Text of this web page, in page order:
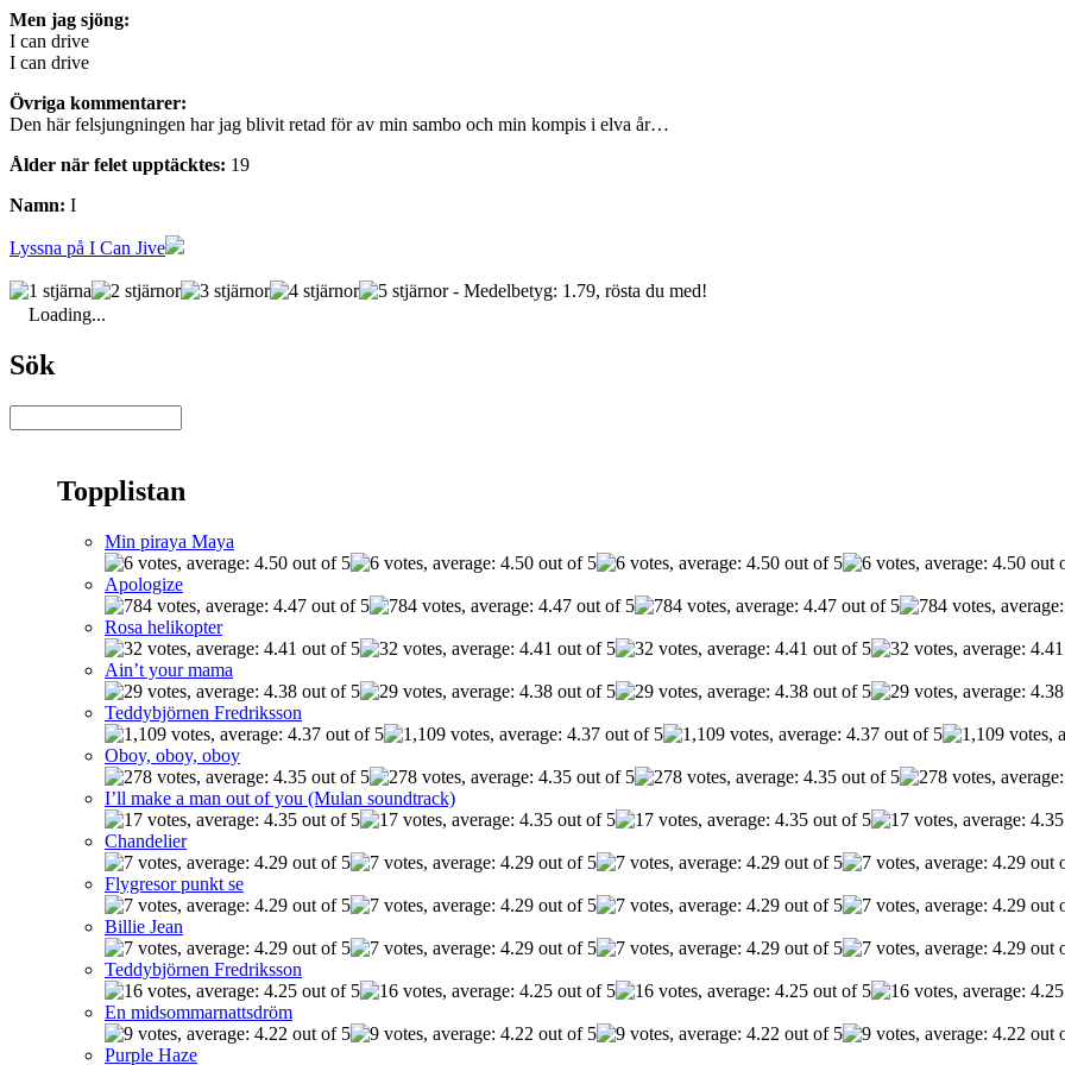
Men jag sjöng:
I can drive
I can drive
Övriga kommentarer:
Den här felsjungningen har jag blivit retad för av min sambo och min kompis i elva år…
Ålder när felet upptäcktes: 19
Namn: I
Lyssna på I Can Jive
- Medelbetyg: 1.79, rösta du med!
Loading...
Sök
Topplistan
Min piraya Maya
Apologize
Rosa helikopter
Ain’t your mama
Teddybjörnen Fredriksson
Oboy, oboy, oboy
I’ll make a man out of you (Mulan soundtrack)
Chandelier
Flygresor punkt se
Billie Jean
Teddybjörnen Fredriksson
En midsommarnattsdröm
Purple Haze